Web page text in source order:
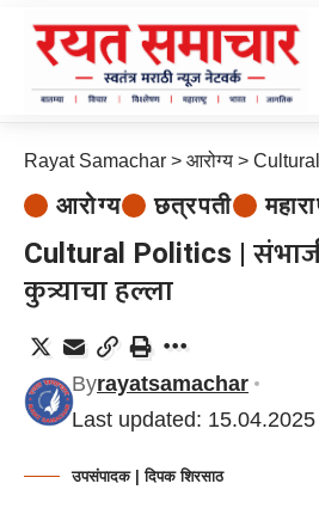
Rayat Samachar > आरोग्य > Cultural
आरोग्य छत्रपती
Cultural Politics |
कुत्र्याचा हल्ला
Last updated:
Byrayatsamachar
उपसंपादक | दिपक शिरसाठ